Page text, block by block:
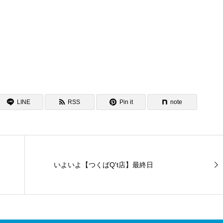
LINE RSS Pin it note
いよいよ【つくばQ't店】最終日